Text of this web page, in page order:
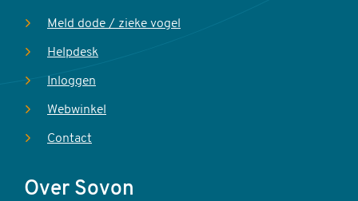
Meld dode / zieke vogel
Helpdesk
Inloggen
Webwinkel
Contact
Over Sovon